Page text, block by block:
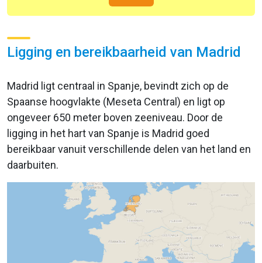
Ligging en bereikbaarheid van Madrid
Madrid ligt centraal in Spanje, bevindt zich op de
Spaanse hoogvlakte (Meseta Central) en ligt op
ongeveer 650 meter boven zeeniveau. Door de
ligging in het hart van Spanje is Madrid goed
bereikbaar vanuit verschillende delen van het land en
daarbuiten.